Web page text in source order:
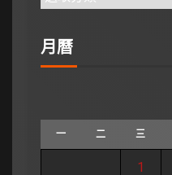
月曆
一 二 三
1